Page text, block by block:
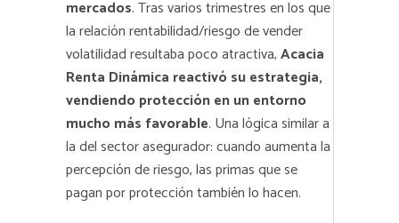
mercados. Tras varios trimestres en los que
la relación rentabilidad/riesgo de vender
volatilidad resultaba poco atractiva,Acacia
Renta Dinámica reactivó su estrategia,
vendiendo protección en un entorno
mucho más favorable. Una lógica similar a
la del sector asegurador: cuando aumenta la
percepción de riesgo, las primas que se
pagan por protección también lo hacen.